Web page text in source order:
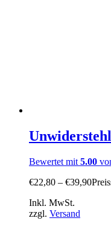
Bewertet mit 5.00
€22,80 – €39,90
Inkl. MwSt.
zzgl. Versand